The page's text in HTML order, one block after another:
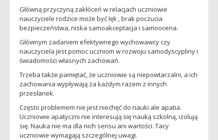
Główną przyczyną zakłóceń w relacjach uczniowie
nauczyciele rodzice może być lęk , brak poczucia
bezpieczeństwa, niska samoakceptacja i samoocena.
Głównym zadaniem efektywnego wychowawcy czy
nauczyciela jest pomoc uczniom w rozwoju samodyscypliny i
świadomości własnych zachowań.
Trzeba także pamiętać, że uczniowie są niepowtarzalni, a ich
zachowania wypływają za każdym razem z innych
przesłanek.
Często problemem nie jest niechęć do nauki ale apatia.
Uczniowie apatyczni nie interesują się nauką szkolną, izolują
się. Nauka nie ma dla nich sensu ani wartości. Tacy
uczniowie wymagają szczególnej uwagi.